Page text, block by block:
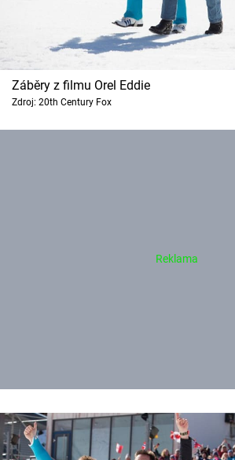
Sledujte nás
Záběry z filmu Orel Eddie
Zdroj: 20th Century Fox